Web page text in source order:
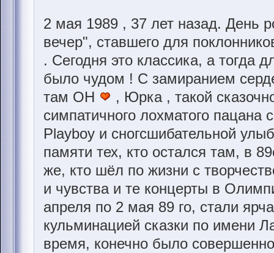
2 мая 1989 , 37 лет назад. День
вечер", ставшего для
. Сегодня это классика, а тогда
было чудом ! С замиранием
там ОН
, Юрка , такой
симпатичного лохматого
Playboy и сногсшибательной
памяти тех, кто остался там, в
же, кто шёл по жизни с
и чувства и те концерты в
апреля по 2 мая 89 го, стали
кульминацией сказки по имени
время, конечно было